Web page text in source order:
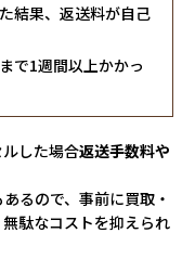
結果、返送料が自己
で1週間以上かかっ
した場合返送手数料や
るので、事前に買取・
駄なコストを抑えられ